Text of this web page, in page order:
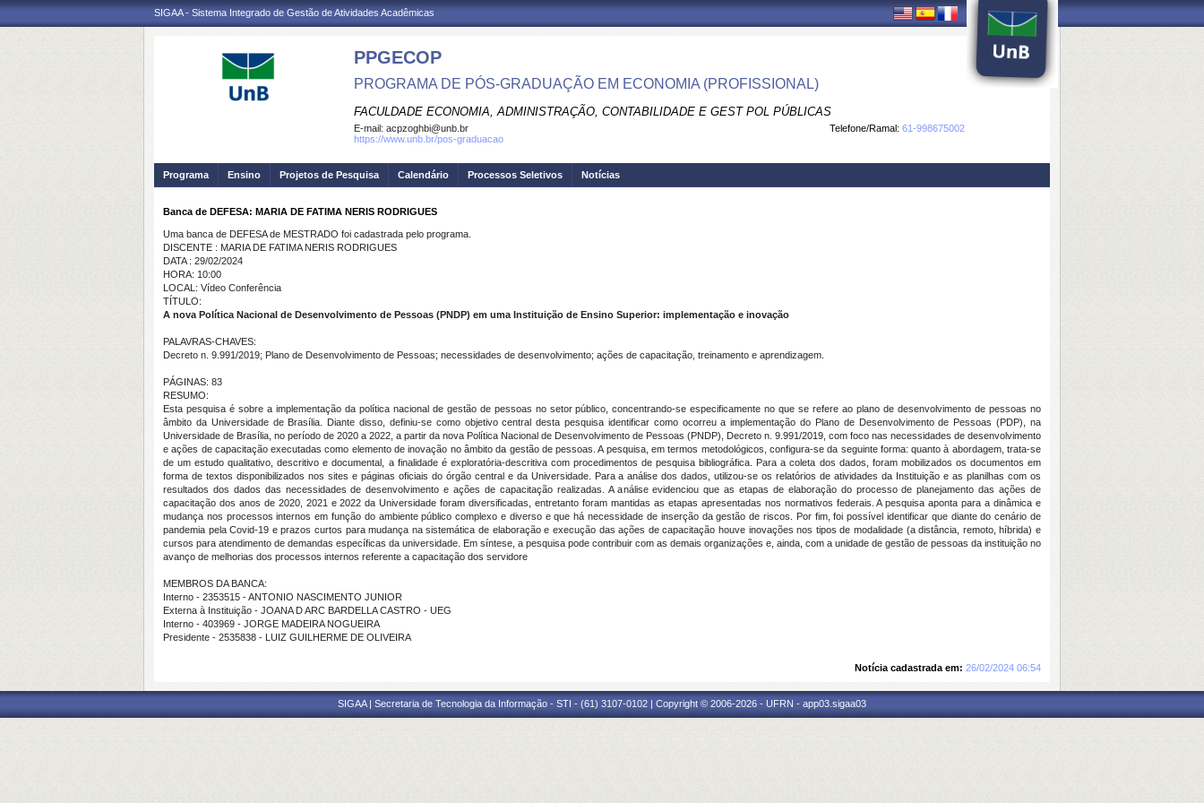
SIGAA - Sistema Integrado de Gestão de Atividades Acadêmicas
PPGECOP
PROGRAMA DE PÓS-GRADUAÇÃO EM ECONOMIA (PROFISSIONAL)
FACULDADE ECONOMIA, ADMINISTRAÇÃO, CONTABILIDADE E GEST POL PÚBLICAS
Telefone/Ramal: 61-998675002
E-mail: acpzoghbi@unb.br
https://www.unb.br/pos-graduacao
Programa Ensino Projetos de Pesquisa Calendário Processos Seletivos Notícias
Banca de DEFESA: MARIA DE FATIMA NERIS RODRIGUES
Uma banca de DEFESA de MESTRADO foi cadastrada pelo programa.
DISCENTE : MARIA DE FATIMA NERIS RODRIGUES
DATA : 29/02/2024
HORA: 10:00
LOCAL: Vídeo Conferência
TÍTULO:
A nova Política Nacional de Desenvolvimento de Pessoas (PNDP) em uma Instituição de Ensino Superior: implementação e inovação
PALAVRAS-CHAVES:
Decreto n. 9.991/2019; Plano de Desenvolvimento de Pessoas; necessidades de desenvolvimento; ações de capacitação, treinamento e aprendizagem.
PÁGINAS: 83
RESUMO:
Esta pesquisa é sobre a implementação da política nacional de gestão de pessoas no setor público, concentrando-se especificamente no que se refere ao plano de desenvolvimento de pessoas no
âmbito da Universidade de Brasília. Diante disso, definiu-se como objetivo central desta pesquisa identificar como ocorreu a implementação do Plano de Desenvolvimento de Pessoas (PDP), na
Universidade de Brasília, no período de 2020 a 2022, a partir da nova Política Nacional de Desenvolvimento de Pessoas (PNDP), Decreto n. 9.991/2019, com foco nas necessidades de desenvolvimento
e ações de capacitação executadas como elemento de inovação no âmbito da gestão de pessoas. A pesquisa, em termos metodológicos, configura-se da seguinte forma: quanto à abordagem, trata-se
de um estudo qualitativo, descritivo e documental, a finalidade é exploratória-descritiva com procedimentos de pesquisa bibliográfica. Para a coleta dos dados, foram mobilizados os documentos em
forma de textos disponibilizados nos sites e páginas oficiais do órgão central e da Universidade. Para a análise dos dados, utilizou-se os relatórios de atividades da Instituição e as planilhas com os
resultados dos dados das necessidades de desenvolvimento e ações de capacitação realizadas. A análise evidenciou que as etapas de elaboração do processo de planejamento das ações de
capacitação dos anos de 2020, 2021 e 2022 da Universidade foram diversificadas, entretanto foram mantidas as etapas apresentadas nos normativos federais. A pesquisa aponta para a dinâmica e
mudança nos processos internos em função do ambiente público complexo e diverso e que há necessidade de inserção da gestão de riscos. Por fim, foi possível identificar que diante do cenário de
pandemia pela Covid-19 e prazos curtos para mudança na sistemática de elaboração e execução das ações de capacitação houve inovações nos tipos de modalidade (a distância, remoto, híbrida) e
cursos para atendimento de demandas específicas da universidade. Em síntese, a pesquisa pode contribuir com as demais organizações e, ainda, com a unidade de gestão de pessoas da instituição no
avanço de melhorias dos processos internos referente a capacitação dos servidore
MEMBROS DA BANCA:
Interno - 2353515 - ANTONIO NASCIMENTO JUNIOR
Externa à Instituição - JOANA D ARC BARDELLA CASTRO - UEG
Interno - 403969 - JORGE MADEIRA NOGUEIRA
Presidente - 2535838 - LUIZ GUILHERME DE OLIVEIRA
Notícia cadastrada em: 26/02/2024 06:54
SIGAA | Secretaria de Tecnologia da Informação - STI - (61) 3107-0102 | Copyright © 2006-2026 - UFRN - app03.sigaa03